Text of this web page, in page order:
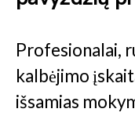
Profesionalai,
kalbėjimo
išsamias